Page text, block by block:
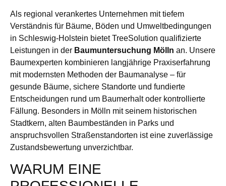
Als regional verankertes Unternehmen mit tiefem
Verständnis für Bäume, Böden und Umweltbedingungen
in Schleswig-Holstein bietet TreeSolution qualifizierte
Leistungen in der Baumuntersuchung Mölln an. Unsere
Baumexperten kombinieren langjährige Praxiserfahrung
mit modernsten Methoden der Baumanalyse – für
gesunde Bäume, sichere Standorte und fundierte
Entscheidungen rund um Baumerhalt oder kontrollierte
Fällung. Besonders in Mölln mit seinem historischen
Stadtkern, alten Baumbeständen in Parks und
anspruchsvollen Straßenstandorten ist eine zuverlässige
Zustandsbewertung unverzichtbar.
WARUM EINE